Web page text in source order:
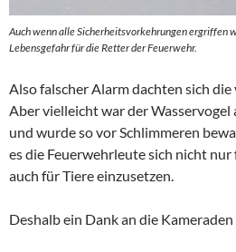
Auch wenn alle Sicherheitsvorkehrungen ergriffen
Lebensgefahr für die Retter der Feuerwehr.
Also falscher Alarm dachten sich die
Aber vielleicht war der Wasservogel
und wurde so vor Schlimmeren
es die Feuerwehrleute sich nicht
auch für Tiere einzusetzen.
Deshalb ein Dank an die